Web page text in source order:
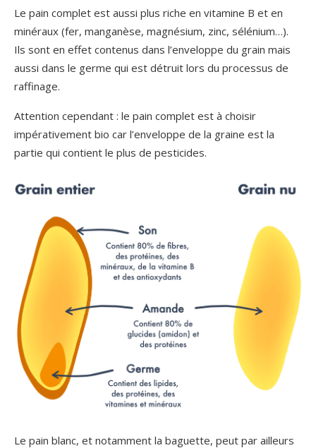
Le pain complet est aussi plus riche en vitamine B et en
minéraux (fer, manganèse, magnésium, zinc, sélénium…).
Ils sont en effet contenus dans l’enveloppe du grain mais
aussi dans le germe qui est détruit lors du processus de
raffinage.
Attention cependant : le pain complet est à choisir
impérativement bio car l’enveloppe de la graine est la
partie qui contient le plus de pesticides.
Le pain blanc, et notamment la baguette, peut par ailleurs